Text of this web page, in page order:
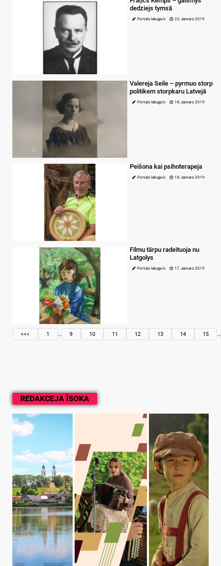
REDAKCEJA ĪSOKA
dedziejs tymsā
Portals lakuga.lv 23 Janvars 2019
Valereja Seile – pyrmuo storp
politikem storpkaru Latvejā
Portals lakuga.lv 18 Janvars 2019
Peišona kai psihoterapeja
Portals lakuga.lv 18 Janvars 2019
Filmu tārpu radeituoja nu
Latgolys
Portals lakuga.lv 17 Janvars 2019
<<< 1 9 10 11 12 13 14 15